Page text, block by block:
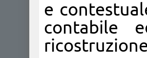
e
contabile